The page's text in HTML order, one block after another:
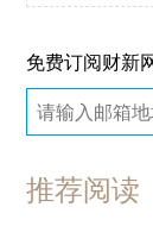
免费订阅财新
推荐阅读